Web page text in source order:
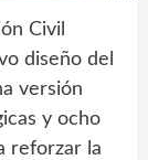
Civil
diseño del
versión
y ocho
reforzar la